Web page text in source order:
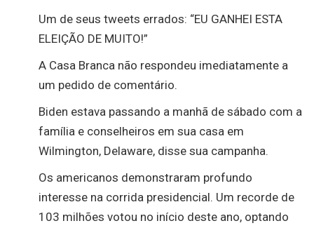
Um de seus tweets errados: “EU GANHEI ESTA
ELEIÇÃO DE MUITO!”
A Casa Branca não respondeu imediatamente a
um pedido de comentário.
Biden estava passando a manhã de sábado com a
família e conselheiros em sua casa em
Wilmington, Delaware, disse sua campanha.
Os americanos demonstraram profundo
interesse na corrida presidencial. Um recorde de
103 milhões votou no início deste ano, optando